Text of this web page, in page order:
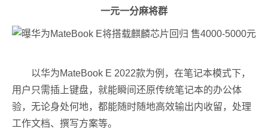
一元一分麻将群
以华为MateBook E 2022款为例，在笔记本模式下，
用户只需插上键盘，就能瞬间还原传统笔记本的办公体
验，无论身处何地，都能随时随地高效输出内收留，处理
工作文档、撰写方案等。